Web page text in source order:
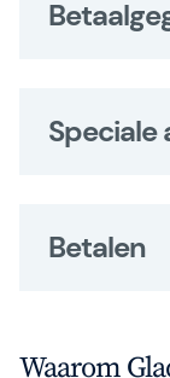
Speciale
Betalen
Waarom